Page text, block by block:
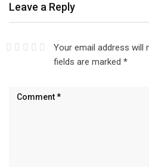
Leave a Reply
Your email address will
fields are marked *